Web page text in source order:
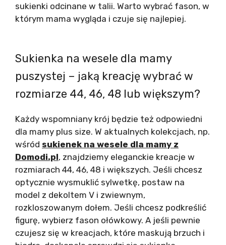
sukienki odcinane w talii. Warto wybrać fason, w
którym mama wygląda i czuje się najlepiej.
Sukienka na wesele dla mamy
puszystej – jaką kreację wybrać w
rozmiarze 44, 46, 48 lub większym?
Każdy wspomniany krój będzie też odpowiedni
dla mamy plus size. W aktualnych kolekcjach, np.
wśród sukienek na wesele dla mamy z
Domodi.pl, znajdziemy eleganckie kreacje w
rozmiarach 44, 46, 48 i większych. Jeśli chcesz
optycznie wysmuklić sylwetkę, postaw na
model z dekoltem V i zwiewnym,
rozkloszowanym dołem. Jeśli chcesz podkreślić
figurę, wybierz fason ołówkowy. A jeśli pewnie
czujesz się w kreacjach, które maskują brzuch i